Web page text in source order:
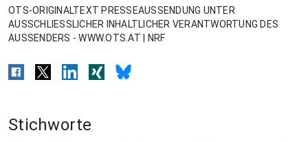
OTS-ORIGINALTEXT PRESSEAUSSENDUNG UNTER
AUSSCHLIESSLICHER INHALTLICHER VERANTWORTUNG DES
AUSSENDERS - WWW.OTS.AT | NRF
Stichworte